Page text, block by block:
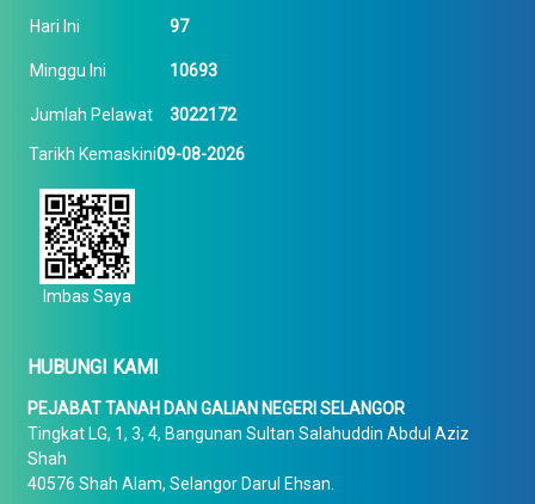
Hari Ini 97
Minggu Ini 10693
Jumlah Pelawat 3022172
Tarikh Kemaskini09-08-2026
Imbas Saya
HUBUNGI KAMI
PEJABAT TANAH DAN GALIAN NEGERI SELANGOR
Tingkat LG, 1, 3, 4, Bangunan Sultan Salahuddin Abdul Aziz
Shah
40576 Shah Alam, Selangor Darul Ehsan.